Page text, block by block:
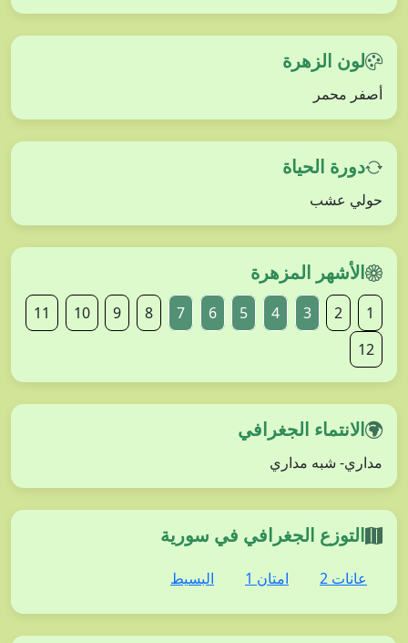
لون الزهرة
أصفر محمر
دورة الحياة
حولي عشب
الأشهر المزهرة
1
2
3
4
5
6
7
8
9
10
11
12
الانتماء الجغرافي
مداري- شبه مداري
التوزع الجغرافي في سورية
عانات 2 امتان 1 البسيط